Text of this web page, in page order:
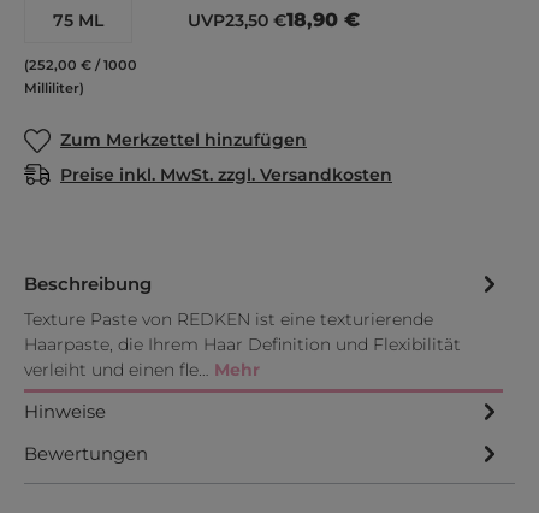
75 ML
(252,00 € / 1000
Milliliter)
UVP23,50 €18,90 €
Zum Merkzettel hinzufügen
Preise inkl. MwSt. zzgl. Versandkosten
Beschreibung
Texture Paste von REDKEN ist eine texturierende
Haarpaste, die Ihrem Haar Definition und Flexibilität
verleiht und einen fle… Mehr
Hinweise
Bewertungen